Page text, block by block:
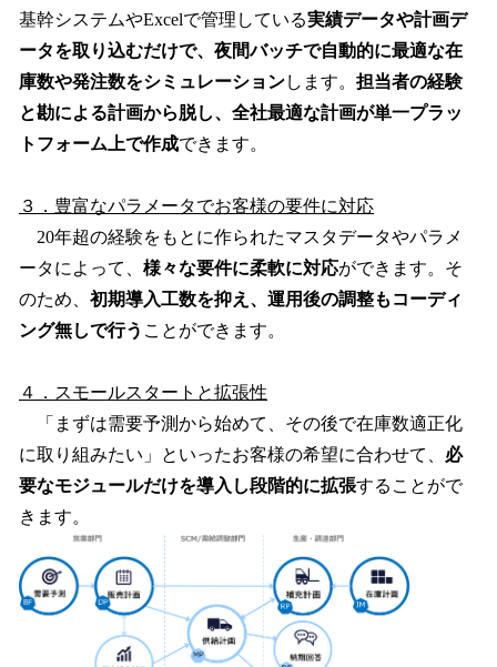
基幹システムやExcelで管理している実績データや計画デ
ータを取り込むだけで、夜間バッチで自動的に最適な在
庫数や発注数をシミュレーションします。 担当者の経験
と勘による計画から脱し、全社最適な計画が単一プラッ
トフォーム上で作成できます。
３．豊富なパラメータでお客様の要件に対応
20年超の経験をもとに作られたマスタデータやパラメ
ータによって、 様々な要件に柔軟に対応ができます。そ
のため、 初期導入工数を抑え、運用後の調整もコーディ
ング無しで行う ことができます。
４．スモールスタートと拡張性
「まずは需要予測から始めて、その後で在庫数適正化
に取り組みたい」といったお客様の希望に合わせて、 必
要なモジュールだけを導入し段階的に拡張することがで
きます。